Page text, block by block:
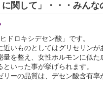
関して」・・・みんな
ドロキシデセン酸」です。
いものとしてはグリセリンが
量を整え、女性ホルモンに似た
いった事が挙げられます。
リーの品質は、デセン酸含有率